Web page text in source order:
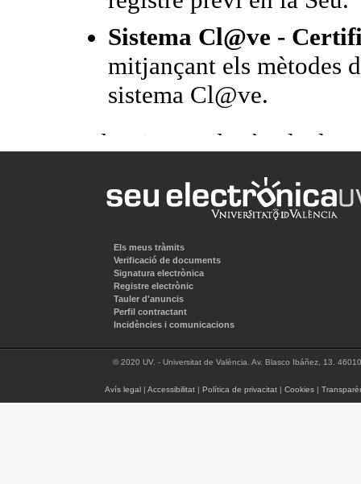
Els meus tràmits
Verificació de documents
Signatura electrònica
Registre electrònic
Tauler d'anuncis
Perfil contractant
Incidències i comunicacions
© 2020 UV. - Universitat de València. Av. Blasco Ibáñez, 13.
Avís legal | Accessibilitat | Política de privacitat | Cookies |